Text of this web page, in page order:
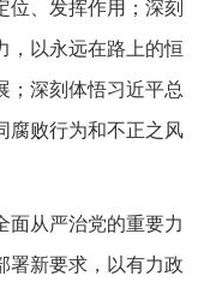
位、发挥作用；深刻
，以永远在路上的恒
；深刻体悟习近平总
腐败行为和不正之风
面从严治党的重要力
署新要求，以有力政